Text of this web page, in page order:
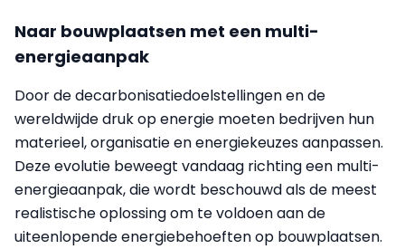
Naar bouwplaatsen met een multi-
energieaanpak
Door de decarbonisatiedoelstellingen en de
wereldwijde druk op energie moeten bedrijven hun
materieel, organisatie en energiekeuzes aanpassen.
Deze evolutie beweegt vandaag richting een multi-
energieaanpak, die wordt beschouwd als de meest
realistische oplossing om te voldoen aan de
uiteenlopende energiebehoeften op bouwplaatsen.